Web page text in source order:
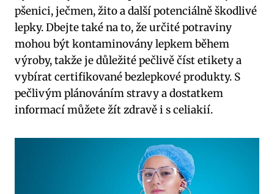
pšenici,‍ ječmen, žito a ⁤další​ potenciálně škodlivé‍
lepky. Dbejte také na to, že určité​ potraviny
mohou být kontaminovány lepkem během
výroby,​ takže je důležité ⁣pečlivě číst etikety a
vybírat certifikované bezlepkové produkty. S ​
pečlivým plánováním stravy ‍a dostatkem
informací můžete žít zdravě i ​s celiakií.